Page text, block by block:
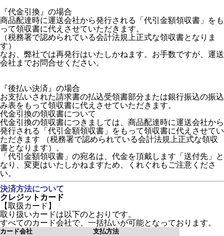
『代金引換』の場合
商品配達時に運送会社から発行される「代引金額領収書」をも
って領収書に代えさせていただきます。
（税務署で認められている会計法規上正式な領収書となりま
す）
なお、弊社では再発行はいたしかねます。お手数ですが、運送
会社までお問合せください。
『後払い決済』の場合
お支払いされた請求書の払込受領書部分または銀行振込の振込
み表をもって領収書に代えさせていただきます。
代金引換の領収書について
代金引換の領収書につきましては、商品配達時に運送会社から
発行される「代引金額領収書」をもって領収書に代えさせてい
ただきます （税務署で認められている会計法規上正式な領収
書となります）。
「代引金額領収書」の宛名は、代金を頂戴します「送付先」と
なり、変更はいたしかねますため、くれぐれもご注意くださ
い。
決済方法について
クレジットカード
【取扱カード】
取り扱いカードは以下のとおりです。
すべてのカード会社で、一括払いが可能となっております。
カード会社
支払方法